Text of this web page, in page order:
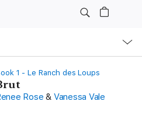
1 - Le Ranch des Loups
Rose & Vanessa Vale